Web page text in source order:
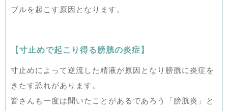
ブルを起こす原因となります。
【寸止めで起こり得る膀胱の炎症】
寸止めによって逆流した精液が原因となり膀胱に炎症を
きたす恐れがあります。
皆さんも一度は聞いたことがあるであろう「膀胱炎」と